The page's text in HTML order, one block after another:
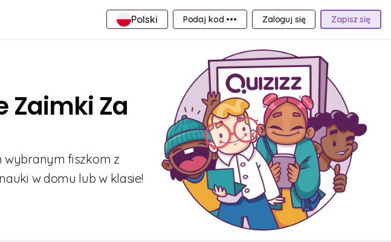
Polski Podaj kod ••• Zaloguj się Zapisz się
Zaimki Za
wybranym fiszkom z
w domu lub w klasie!